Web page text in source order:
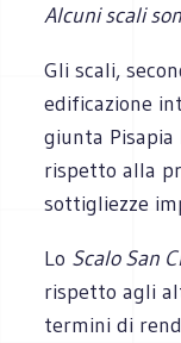
Alcuni scali
Gli scali,
edificazione
giunta
rispetto alla
sottigliezze
Lo Scalo San
rispetto agli
termini di